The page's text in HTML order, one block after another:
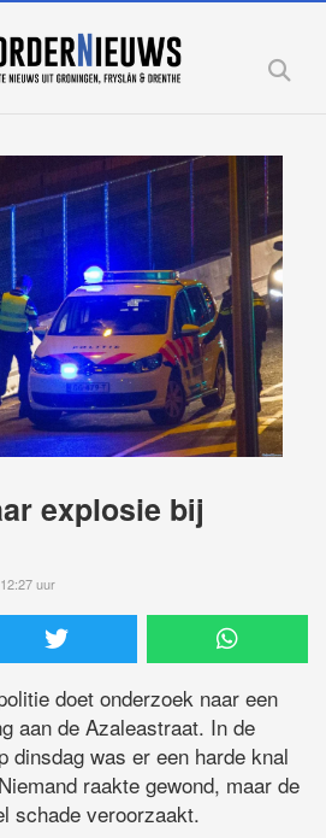
explosie bij
uur
doet onderzoek naar een
aan de Azaleastraat. In de
dinsdag was er een harde knal
raakte gewond, maar de
schade veroorzaakt.